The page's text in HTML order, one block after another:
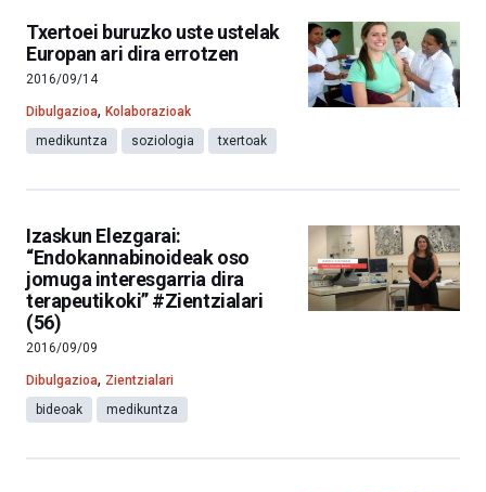
Txertoei buruzko uste ustelak
Europan ari dira errotzen
2016/09/14
Dibulgazioa, Kolaborazioak
medikuntza
soziologia txertoak
Izaskun Elezgarai:
“Endokannabinoideak oso
jomuga interesgarria dira
terapeutikoki” #Zientzialari
(56)
2016/09/09
Dibulgazioa, Zientzialari
bideoak
medikuntza